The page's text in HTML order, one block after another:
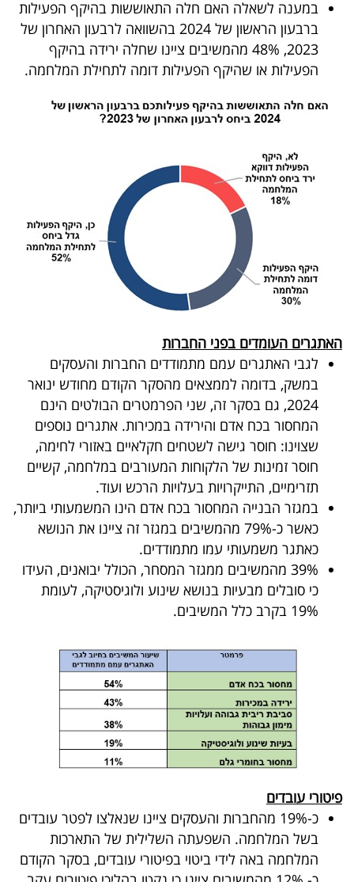
במענה לשאלה האם חלה התאוששות בהיקף הפעילות
ברבעון הראשון של 2024 בהשוואה לרבעון האחרון של
2023, 48% מהמשיבים ציינו שחלה ירידה בהיקף
הפעילות או שהיקף הפעילות דומה לתחילת המלחמה.
האתגרים העומדים בפני החברות
לגבי האתגרים עמם מתמודדים החברות והעסקים
במשק, בדומה לממצאים מהסקר הקודם מחודש ינואר
2024, גם בסקר זה, שני הפרמטרים הבולטים הינם
המחסור בכח אדם והירידה במכירות. אתגרים נוספים
שצוינו: חוסר גישה לשטחים חקלאיים באזורי לחימה,
חוסר זמינות של הלקוחות המעורבים במלחמה, קשיים
תזרימיים, התייקרויות בעלויות הרכש ועוד.
במגזר הבנייה המחסור בכח אדם הינו המשמעותי ביותר,
כאשר כ-79% מהמשיבים במגזר זה ציינו את הנושא
כאתגר משמעותי עמו מתמודדים.
39% מהמשיבים ממגזר המסחר, הכולל יבואנים, העידו
כי סובלים מבעיות בנושא שינוע ולוגיסטיקה, לעומת
19% בקרב כלל המשיבים.
פיטורי עובדים
כ-19% מהחברות והעסקים ציינו שנאלצו לפטר עובדים
בשל המלחמה. השפעתה השלילית של התארכות
המלחמה באה לידי ביטוי בפיטורי עובדים, בסקר הקודם